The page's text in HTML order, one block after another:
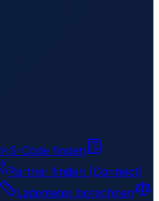
HS-Code finden
Partner finden (Connect)
Lademeter berechnen